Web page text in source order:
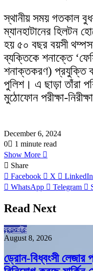
স্থানীয় সময় গতকাল
ম্যানহাটানের হিলটন
হয় ৫০ বছর বয়সী
ব্যক্তিকে শনাক্তে
শনাক্তকরণ) প্রযুক্তি
পুলিশ। এ ছাড়া তাঁরা
মুঠোফোন পরীক্ষা-
December 6, 2024
0
1 minute read
Show More
Share
Facebook
X LinkedIn
WhatsApp
Telegram
Read Next
যুক্তরাষ্ট্র
August 8, 2026
ড্রোন-বিধ্বংসী